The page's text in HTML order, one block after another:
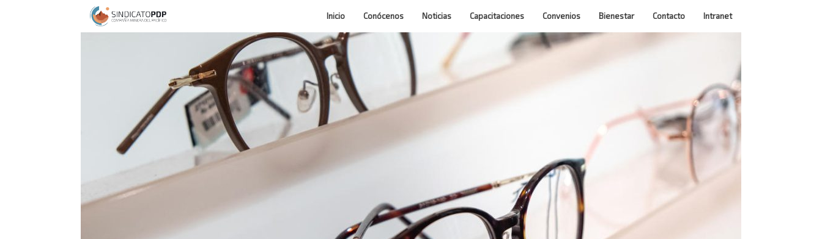
Inicio Conócenos Noticias Capacitaciones Convenios Bienestar Contacto Intranet